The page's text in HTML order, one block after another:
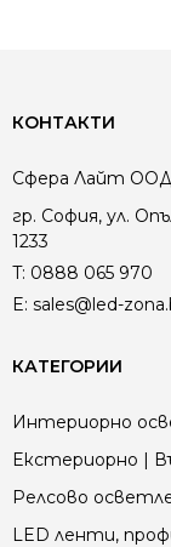
КОНТАКТИ
Сфера Лайт ООД
гр. София, ул.
1233
T: 0888 065 970
E: sales@led-
КАТЕГОРИИ
Интериорно
Екстериорно |
Релсово
LED ленти,